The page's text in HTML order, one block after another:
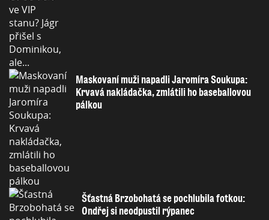
Maskovaní muži napadli Jaromíra Soukupa:
Krvavá nakládačka, zmlátili ho baseballovou
pálkou
Šťastná Brzobohatá se pochlubila fotkou:
Ondřej si neodpustil rýpanec